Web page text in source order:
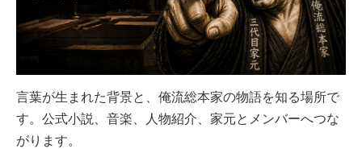
言葉が生まれた背景と、俺流総本家の物語を知る場所で
す。公式小説、音楽、人物紹介、家元とメンバーへつな
がります。